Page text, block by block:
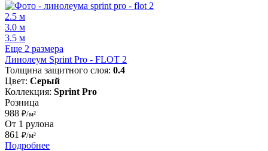
2.5 м
3.0 м
3.5 м
Еще 2 размера
Линолеум Sprint Pro - FLOT 2
Толщина защитного слоя: 0.4
Цвет: Серый
Коллекция: Sprint Pro
Розница
988 ₽/м²
От 1 рулона
861 ₽/м²
Подробнее